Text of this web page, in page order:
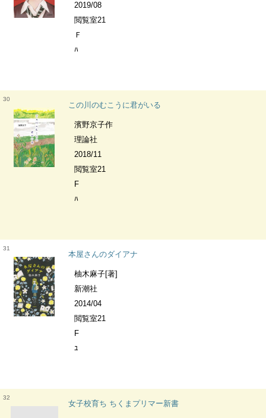
2019/08
閲覧室21
Ｆ
ﾊ
30
この川のむこうに君がいる
濱野京子作
理論社
2018/11
閲覧室21
F
ﾊ
31
本屋さんのダイアナ
柚木麻子[著]
新潮社
2014/04
閲覧室21
F
ﾕ
32
女子校育ち ちくまプリマー新書